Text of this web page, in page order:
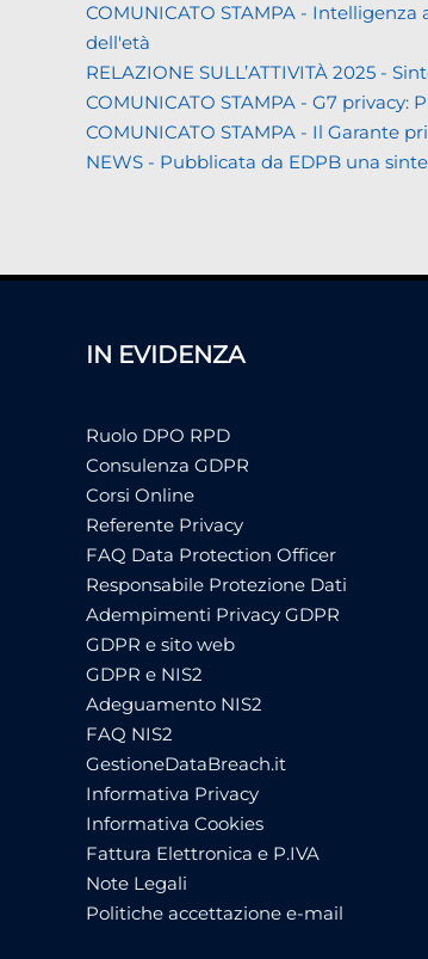
COMUNICATO STAMPA -
dell'età
RELAZIONE SULL’ATTIVITÀ 2025 -
COMUNICATO STAMPA - G7
COMUNICATO STAMPA - Il Garante
NEWS - Pubblicata da EDPB una
IN EVIDENZA
Ruolo DPO RPD
Consulenza GDPR
Corsi Online
Referente Privacy
FAQ Data Protection Officer
Responsabile Protezione Dati
Adempimenti Privacy GDPR
GDPR e sito web
GDPR e NIS2
Adeguamento NIS2
FAQ NIS2
GestioneDataBreach.it
Informativa Privacy
Informativa Cookies
Fattura Elettronica e P.IVA
Note Legali
Politiche accettazione e-mail